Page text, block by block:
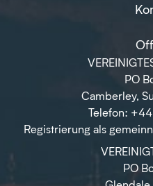
PO
Camberley,
Telefon:
Registrierung als
PO